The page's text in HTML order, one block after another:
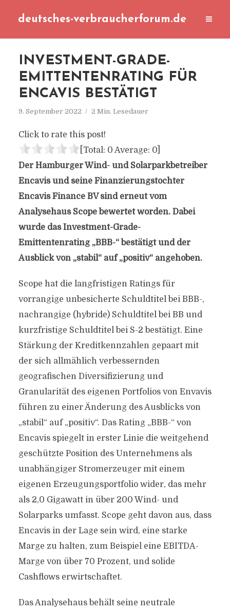
deutsches-verbraucherforum.de
INVESTMENT-GRADE-
EMITTENTENRATING FÜR
ENCAVIS BESTÄTIGT
9. September 2022 2 Min. Lesedauer
Click to rate this post!
[Total: 0 Average: 0]
Der Hamburger Wind- und Solarparkbetreiber
Encavis und seine Finanzierungstochter
Encavis Finance BV sind erneut vom
Analysehaus Scope bewertet worden. Dabei
wurde das Investment-Grade-
Emittentenrating „BBB-“ bestätigt und der
Ausblick von „stabil“ auf „positiv“ angehoben.
Scope hat die langfristigen Ratings für
vorrangige unbesicherte Schuldtitel bei BBB-,
nachrangige (hybride) Schuldtitel bei BB und
kurzfristige Schuldtitel bei S-2 bestätigt. Eine
Stärkung der Kreditkennzahlen gepaart mit
der sich allmählich verbessernden
geografischen Diversifizierung und
Granularität des eigenen Portfolios von Envavis
führen zu einer Änderung des Ausblicks von
„stabil“ auf „positiv“. Das Rating „BBB-“ von
Encavis spiegelt in erster Linie die weitgehend
geschützte Position des Unternehmens als
unabhängiger Stromerzeuger mit einem
eigenen Erzeugungsportfolio wider, das mehr
als 2,0 Gigawatt in über 200 Wind- und
Solarparks umfasst. Scope geht davon aus, dass
Encavis in der Lage sein wird, eine starke
Marge zu halten, zum Beispiel eine EBITDA-
Marge von über 70 Prozent, und solide
Cashflows erwirtschaftet.
Das Analysehaus behält seine neutrale